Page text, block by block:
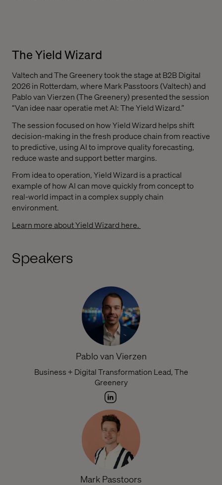
The Yield Wizard
Valtech and The Greenery took the stage at B2B Digital
2026 in Rotterdam, where Mark Passtoors (Valtech) and
Pablo van Vierzen (The Greenery) presented the session
“Van idee naar operatie met AI: The Yield Wizard.”
The session focused on how Yield Wizard helps shift
decision-making in the fresh produce chain from reactive
to predictive, using AI to improve quality forecasting,
reduce waste and support better margins.
From idea to operation, Yield Wizard is a practical
example of how AI can move quickly from concept to
real-world impact in a complex supply chain
environment.
Learn more about Yield Wizard here.
Speakers
Pablo van Vierzen
Business + Digital Transformation Lead, The
Greenery
Mark Passtoors